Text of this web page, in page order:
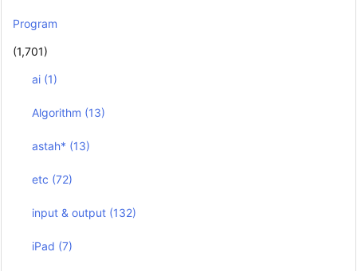
Program
(1,701)
ai (1)
Algorithm (13)
astah* (13)
etc (72)
input & output (132)
iPad (7)